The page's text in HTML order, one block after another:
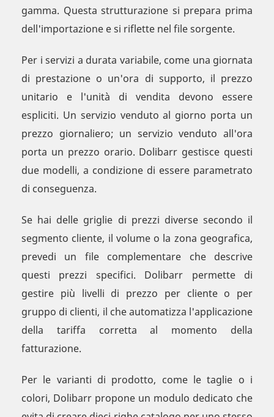
gamma. Questa strutturazione si prepara prima
dell'importazione e si riflette nel file sorgente.
Per i servizi a durata variabile, come una giornata
di prestazione o un'ora di supporto, il prezzo
unitario e l'unità di vendita devono essere
espliciti. Un servizio venduto al giorno porta un
prezzo giornaliero; un servizio venduto all'ora
porta un prezzo orario. Dolibarr gestisce questi
due modelli, a condizione di essere parametrato
di conseguenza.
Se hai delle griglie di prezzi diverse secondo il
segmento cliente, il volume o la zona geografica,
prevedi un file complementare che descrive
questi prezzi specifici. Dolibarr permette di
gestire più livelli di prezzo per cliente o per
gruppo di clienti, il che automatizza l'applicazione
della tariffa corretta al momento della
fatturazione.
Per le varianti di prodotto, come le taglie o i
colori, Dolibarr propone un modulo dedicato che